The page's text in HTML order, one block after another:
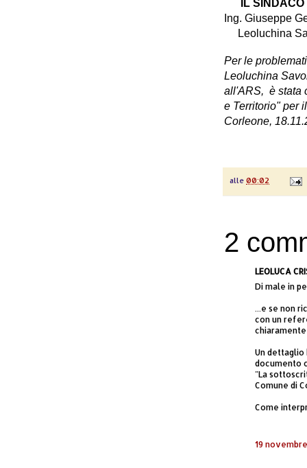
IL SINDACO
Ing.
Leoluchina
Per le
Leoluchina
all'ARS, è stata
e Territorio" per
Corleone,
alle 00:02
2
LEOLUCA
Di male in
...e se non
con un
Un dettaglio
documento
"La
Comune di
Come
19